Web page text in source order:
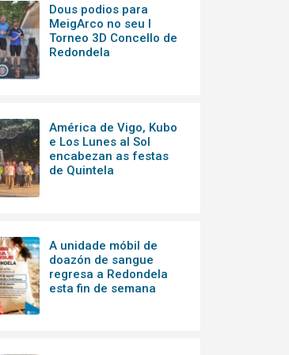
Dous podios para
MeigArco no seu I
Torneo 3D Concello de
Redondela
América de Vigo, Kubo
e Los Lunes al Sol
encabezan as festas
de Quintela
A unidade móbil de
doazón de sangue
regresa a Redondela
esta fin de semana